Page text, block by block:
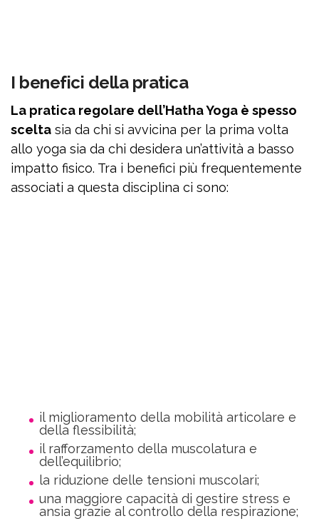
I benefici della pratica
La pratica regolare dell’Hatha Yoga è spesso
scelta sia da chi si avvicina per la prima volta
allo yoga sia da chi desidera un’attività a basso
impatto fisico. Tra i benefici più frequentemente
associati a questa disciplina ci sono:
il miglioramento della mobilità articolare e
della flessibilità;
il rafforzamento della muscolatura e
dell’equilibrio;
la riduzione delle tensioni muscolari;
una maggiore capacità di gestire stress e
ansia grazie al controllo della respirazione;